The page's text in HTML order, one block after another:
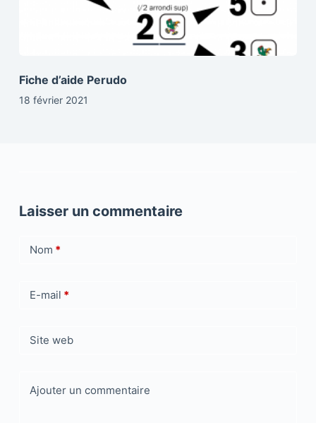
Fiche d’aide Perudo
18 février 2021
Laisser un commentaire
Nom *
E-mail *
Site web
Ajouter un commentaire